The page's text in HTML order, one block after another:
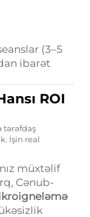
(3–5
ibarət
ROI
tərəfdaş
İşin real
müxtəlif
Cənub-